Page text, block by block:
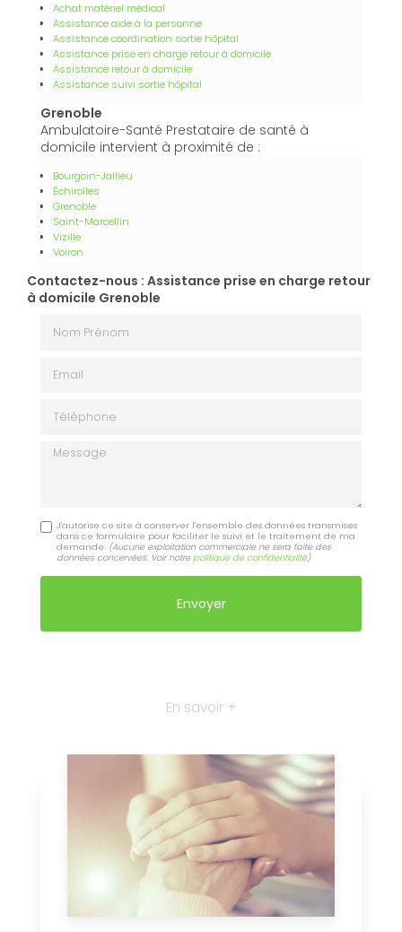
Achat matériel médical
Assistance aide à la personne
Assistance coordination sortie hôpital
Assistance prise en charge retour à domicile
Assistance retour à domicile
Assistance suivi sortie hôpital
Grenoble
Ambulatoire-Santé Prestataire de santé à
domicile intervient à proximité de :
Bourgoin-Jallieu
Échirolles
Grenoble
Saint-Marcellin
Vizille
Voiron
Contactez-nous : Assistance prise en charge retour
à domicile Grenoble
Message
J'autorise ce site à conserver l'ensemble des données transmises
dans ce formulaire pour faciliter le suivi et le traitement de ma
demande. (Aucune exploitation commerciale ne sera faite des
données concervées. Voir notre politique de confidentialité)
En savoir +